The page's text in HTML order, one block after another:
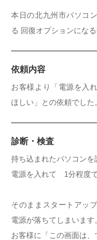
本日の北九州市パソコ
る 回復オプションにな
依頼内容
お客様より「電源を入
ほしい」との依頼でした
診断・検査
持ち込まれたパソコンを
電源を入れて 1分程度
そのままスタートアッ
電源が落ちてしまいます
お客様に「この画面は